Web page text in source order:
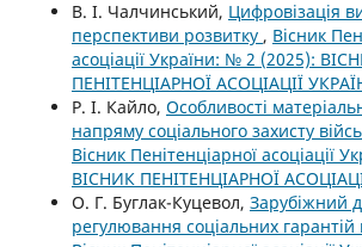
В. І. Чалчинський, Цифровізація
перспективи розвитку , Вісник
асоціації України: № 2 (2025):
ПЕНІТЕНЦІАРНОЇ АСОЦІАЦІЇ
Р. І. Кайло, Особливості
напряму соціального захисту
Вісник Пенітенціарної асоціації
ВІСНИК ПЕНІТЕНЦІАРНОЇ
О. Г. Буглак-Куцевол, Зарубіжний
регулювання соціальних гарантій